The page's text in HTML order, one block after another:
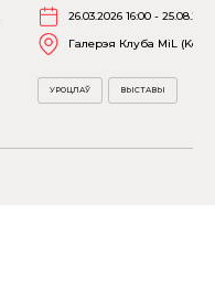
26.03.2026 16:00 -
Галерэя Клуба MiL
УРОЦЛАЎ ВЫСТАВЫ